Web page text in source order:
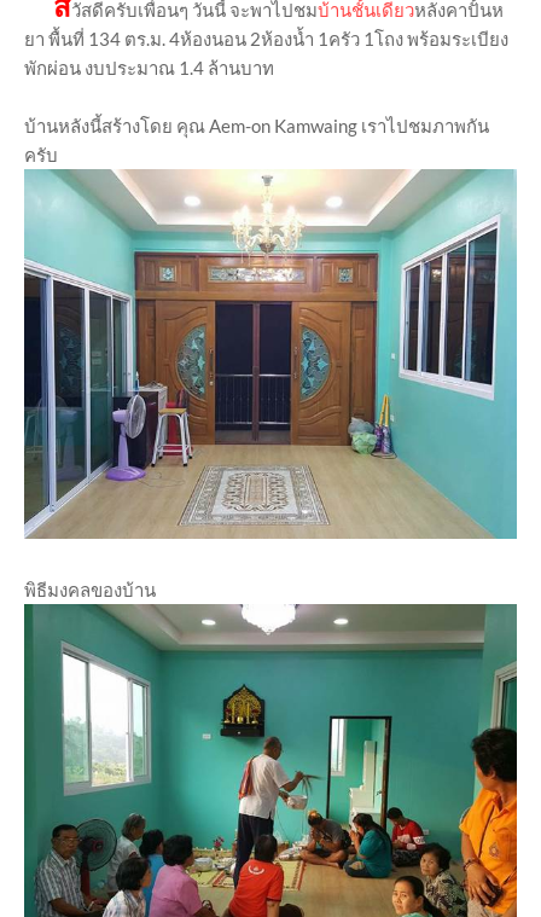
วัสดีครับเพื่อนๆ วันนี้ จะพาไปชมบ้านชั้นเดียวหลังคาปั้นห
ยา พื้นที่ 134 ตร.ม. 4ห้องนอน 2ห้องน้ำ 1ครัว 1โถง พร้อมระเบียง
พักผ่อน งบประมาณ 1.4 ล้านบาท
บ้านหลังนี้สร้างโดย คุณ Aem-on Kamwaing เราไปชมภาพกัน
ครับ
พิธีมงคลของบ้าน